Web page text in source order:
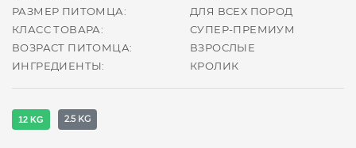
РАЗМЕР ПИТОМЦА:
ДЛЯ ВСЕХ ПОРОД
КЛАСС ТОВАРА:
СУПЕР-ПРЕМИУМ
ВОЗРАСТ ПИТОМЦА:
ВЗРОСЛЫЕ
ИНГРЕДИЕНТЫ:
КРОЛИК
12 KG 2.5 KG